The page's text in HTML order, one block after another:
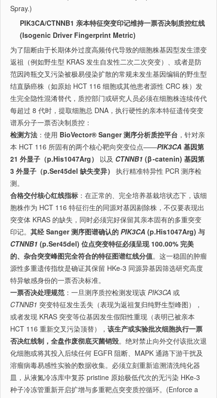
Spray.)
PIK3CA/CTNNB1 亲本特征突变印记维持一票否决制质控红线
(Isogenic Driver Fingerprint Metric)
为了阻断由于长期体外过度高频传代导致的细胞株基因型发生漂变
返祖（例如野生型 KRAS 发生自发性二次二次突变）、或者是防
范因跨瓶交叉污染被极易侵染扩散的常规未发生基因编辑的野生型
结直肠癌株（如原始 HCT 116 细胞或其他患者源性 CRC 株）发
生完全隐性混淆替代，质控部门或研究人员必须在细胞株连续传代
每超过 8 代时，提取细胞总 DNA，执行硬性的亲本特征遗传突变
谱系分子一票否决制质控：
检测方法 ：使用 BioVector® Sanger 测序分析质控平台 ，针对亲
本 HCT 116 所固有的两个核心靶向突变位点——PIK3CA 基因第
21 外显子（p.His1047Arg）
以及 CTNNB1 (β-catenin) 基因第
3 外显子（p.Ser45del 缺失变异） 执行精准特异性 PCR 测序检
测。
合格交付核心红线指标 ：在正常的、完全培养基栽培状态下，该细
胞株作为 HCT 116 特征衍生的同源对基因剔除株，不仅要表现出
突变体 KRAS 的缺失，同时必须完好保留其亲本固有的多重突变
印记。 其经 Sanger 测序图谱确认的 PIK3CA (p.His1047Arg) 与
CTNNB1 (p.Ser45del) 位点突变特征必须呈现 100.00% 完美
的、杂合突变峰图完全符合的特征图谱红线分值。这一稳固的肿瘤
源性多重遗传指纹是确证其保留 HKe-3 同源异基因筛选研究高度
特异敏感身份的一票否决标准。
一票否决处理规范 ：一旦测序质控检测发现该 PIK3CA 或
CTNNB1 突变特征发生丢失（表现为返祖复归纯野生型峰图），
或者发现 KRAS 突变等位基因发生假阳性重现（表明已被亲本
HCT 116 重新交叉污染顶替）， 该生产或实验批次细胞执行一票
否决红线制，全盘作废彻底灭菌销毁。绝对禁止向外交付该批次退
化细胞或将其投入后续任何 EGFR 阻断、MAPK 通路下游干扰及
溶瘤病毒易感性实验的数据收集。必须立刻重新追溯清洗纯化器
皿，从液氮冷冻库中复苏 pristine 原始极低代次的无污染 HKe-3
种子冷冻管重新开启扩增与多重靶点突变质控循环。(Enforce a